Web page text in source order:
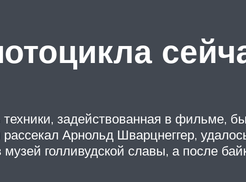
техники, задействованная в фильме,
Арнольд Шварцнеггер,
голливудской славы, а после